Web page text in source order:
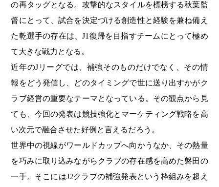
の再タッグとなる。攻撃的なスタイルを標榜する秋葉監
督にとって、試合を決定づける創造性と経験を兼ね備え
た乾選手の存在は、J1復帰を目指すチームにとって極め
て大きな戦力となる。
近年のJリーグでは、補強そのものだけでなく、その情
報をどう発信し、どのタイミングで世に送り出すかがク
ラブ経営の重要なテーマとなっている。その観点から見
ても、今回の発表は競技強化とマーケティング戦略を高
い次元で融合させた好例と言えるだろう。
世界中の視線がワールドカップへ向かうなか、その熱量
を巧みに取り込みながらクラブの存在感を高めた磐田の
一手。そこにはJ2クラブの補強発表という枠組みを超え